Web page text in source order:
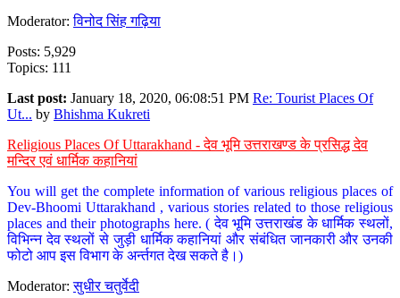
Moderator:विनोद सिंह गढ़िया
Posts: 5,929
Topics: 111
Last post: January 18, 2020, 06:08:51 PM Re: Tourist Places Of
Ut... by Bhishma Kukreti
Religious Places Of Uttarakhand - देव भूमि उत्तराखण्ड के प्रसिद्ध देव
मन्दिर एवं धार्मिक कहानियां
You will get the complete information of various religious places of
Dev-Bhoomi Uttarakhand , various stories related to those religious
places and their photographs here. ( देव भूमि उत्तराखंड के धार्मिक स्थलों,
विभिन्न देव स्थलों से जुड़ी धार्मिक कहानियां और संबंधित जानकारी और उनकी
फोटो आप इस विभाग के अर्न्तगत देख सकते है।)
Moderator:सुधीर चतुर्वेदी